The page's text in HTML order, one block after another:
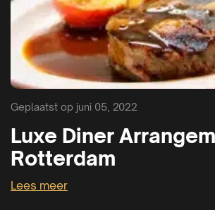
Geplaatst op juni 05, 2022
Luxe Diner
Rotterdam
Lees meer